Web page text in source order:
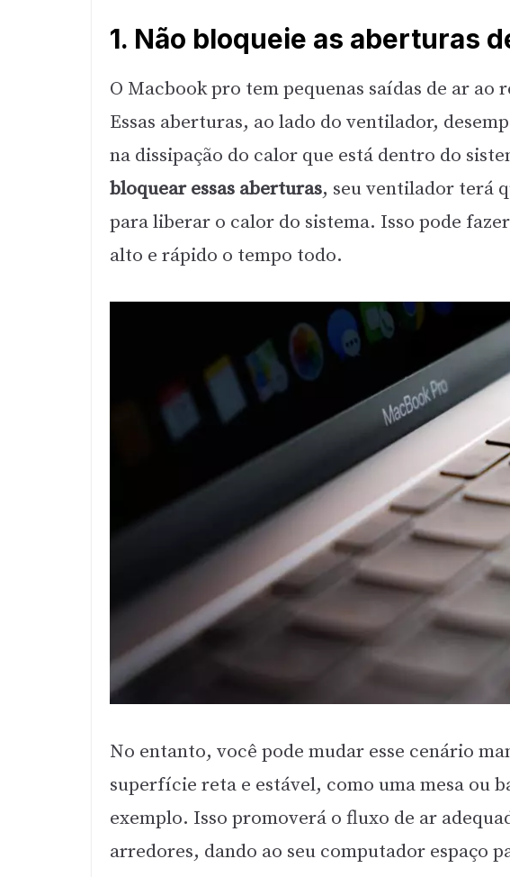
1. Não bloqueie as aberturas
O Macbook pro tem pequenas saídas de ar ao
Essas aberturas, ao lado do ventilador,
na dissipação do calor que está dentro do
bloquear essas aberturas, seu ventilador terá
para liberar o calor do sistema. Isso pode
alto e rápido o tempo todo.
No entanto, você pode mudar esse cenário
superfície reta e estável, como uma mesa ou
exemplo. Isso promoverá o fluxo de ar
arredores, dando ao seu computador espaço